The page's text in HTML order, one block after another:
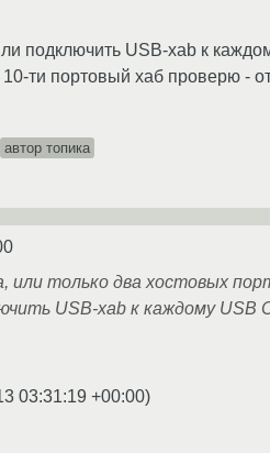
подключить USB-xab к
ти портовый хаб проверю -
автор топика
только два хостовых
USB-xab к каждому USB
03:31:19 +00:00)